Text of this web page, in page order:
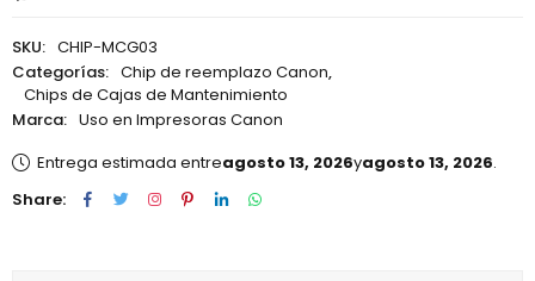
SKU: CHIP-MCG03
Categorías: Chip de reemplazo Canon,
Chips de Cajas de Mantenimiento
Marca: Uso en Impresoras Canon
Entrega estimada entreagosto 13, 2026yagosto 13, 2026.
Share: